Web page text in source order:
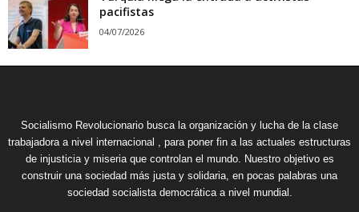
pacifistas
04/07/2026
Socialismo Revolucionario busca la organización y lucha de la clase
trabajadora a nivel internacional , para poner fin a las actuales estructuras
de injusticia y miseria que controlan el mundo. Nuestro objetivo es
construir una sociedad más justa y solidaria, en pocas palabras una
sociedad socialista democrática a nivel mundial.